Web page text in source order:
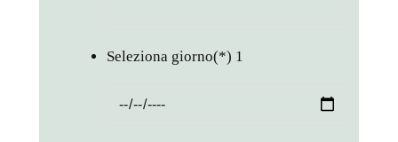
Seleziona giorno(*) 1